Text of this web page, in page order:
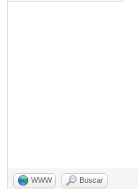
WWW Buscar